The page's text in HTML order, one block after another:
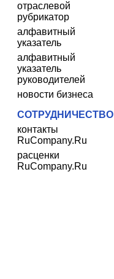
отраслевой
рубрикатор
алфавитный
указатель
алфавитный
указатель
руководителей
новости бизнеса
СОТРУДНИЧЕСТВО
контакты
RuCompany.Ru
расценки
RuCompany.Ru